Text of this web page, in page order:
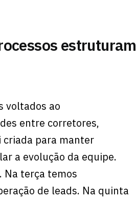
estruturam
voltados ao
entre corretores,
criada para manter
a evolução da equipe.
Na terça temos
de leads. Na quinta